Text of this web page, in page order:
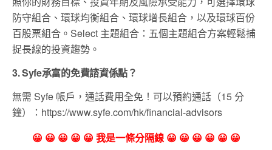
防守組合、環球均衡組合、環球增長組合，以及環球百份
百股票組合。Select 主題組合：五個主題組合方案輕鬆捕
捉長線的投資趨勢。
3. Syfe承富的免費諮資係點？
無需 Syfe 帳戶，通話費用全免！可以預約通話（15 分
鐘）：https://www.syfe.com/hk/financial-advisors
😀 😀 😀 😀 😀 我是一條分隔線 😀 😀 😀 😀 😀 😀